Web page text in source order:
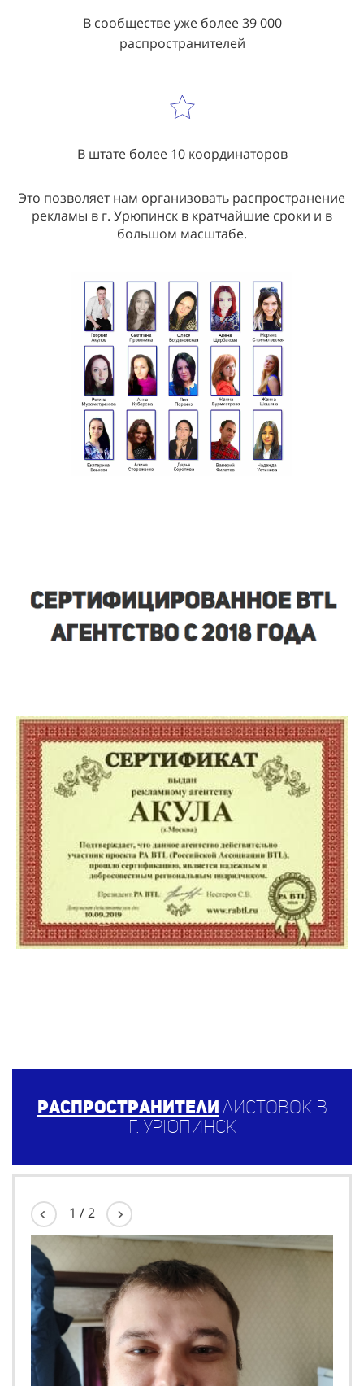
В сообществе уже более 39 000
распространителей
В штате более 10 координаторов
Это позволяет нам организовать распространение
рекламы в г. Урюпинск в кратчайшие сроки и в
большом масштабе.
Распространители листовок в
г. Урюпинск
1 /2